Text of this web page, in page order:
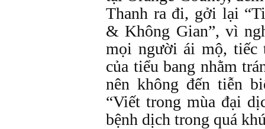
Thanh ra đi, gởi lại
& Không Gian”, vì
mọi người ái mộ, tiếc
của tiểu bang nhằm
nên không đến tiễn
“Viết trong mùa đại
bệnh dịch trong quá